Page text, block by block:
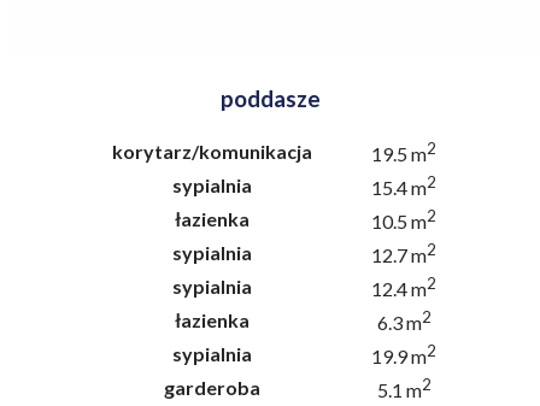
poddasze
korytarz/komunikacja 19.5 m2
sypialnia 15.4 m2
łazienka 10.5 m2
sypialnia 12.7 m2
sypialnia 12.4 m2
łazienka 6.3 m2
sypialnia 19.9 m2
garderoba 5.1 m2